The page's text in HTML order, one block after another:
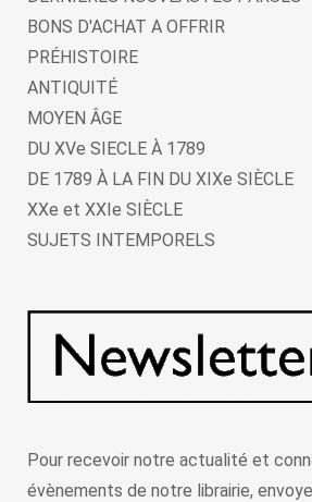
BONS D'ACHAT A OFFRIR
PRÉHISTOIRE
ANTIQUITÉ
MOYEN ÂGE
DU XVe SIECLE À 1789
DE 1789 À LA FIN DU XIXe SIÈCLE
XXe et XXIe SIÈCLE
SUJETS INTEMPORELS
Pour recevoir notre actualité et
évènements de notre librairie,